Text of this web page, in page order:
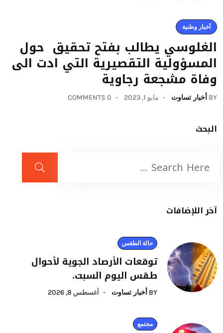
أخبار وطنية
الغلوسي يطالب بفتح تحقيق حول
المسؤولية التقصيرية التي ادت الى
وفاة مشجعة رجاوية
BY أخبار تساوت مايو 1, 2023 0 COMMENTS
البحث
آخر اللإضافات
حالة الطقس
توقعات الأرصاد الجوية لأحوال
طقس اليوم السبت.
BY أخبار تساوت أغسطس 8, 2026
مجتمع